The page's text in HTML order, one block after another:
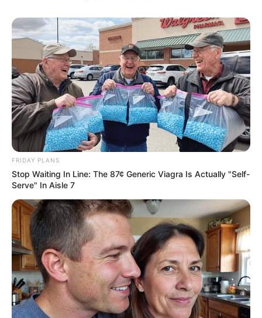
วันที่ 1 ส.ค. 2569 วันคล้ายวันสำเร็จ
มรรคผลพระโพธิสัตว์กวนอิม
สีมงคล
แจกตาราง สีมงคลตามราศี 2569 ประจำ
เดือนสิงหาคม โดย อ.รักษ์ เลขเด็ด
ดูดวงรายเดือน ดูเพิ่มเติม
ดูดวงรายเดือน
FRIDAY PLANS
Stop Waiting In Line: The 87¢ Generic Viagra Is Actually "Self-
Serve" In Aisle 7